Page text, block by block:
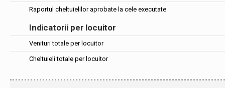
Raportul cheltuielilor aprobate la cele executate
Indicatorii per locuitor
Venituri totale per locuitor
Cheltuieli totale per locuitor